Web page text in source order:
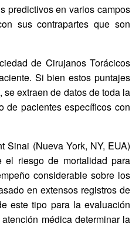
predictivos en varios campos
sus contrapartes que son
de Cirujanos Torácicos
Si bien estos puntajes
extraen de datos de toda la
de pacientes específicos con
Sinai (Nueva York, NY, EUA)
el riesgo de mortalidad para
considerable sobre los
en extensos registros de
este tipo para la evaluación
médica determinar la